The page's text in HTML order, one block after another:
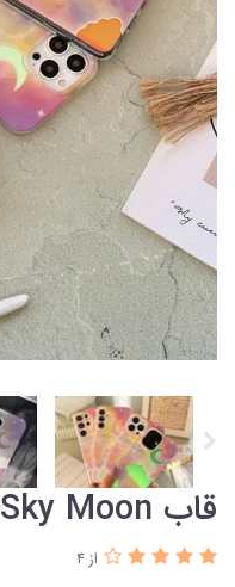
قاب Sky Moon (کدC1648)
از 4